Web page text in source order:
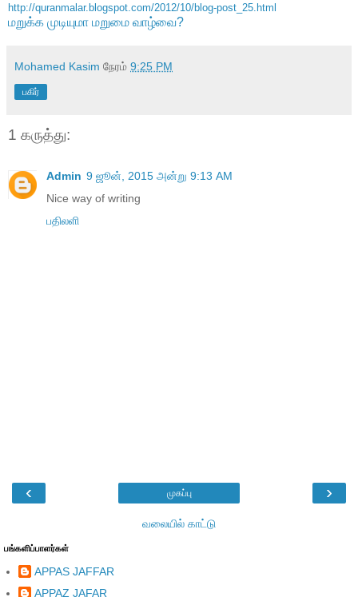
http://quranmalar.blogspot.com/2012/10/blog-post_25.html
மறுக்க முடியுமா மறுமை வாழ்வை?
Mohamed Kasim நேரம் 9:25 PM
பகிர்
1 கருத்து:
Admin 9 ஜூன், 2015 அன்று 9:13 AM
Nice way of writing
பதிலளி
‹ ›
முகப்பு
வலையில் காட்டு
பங்களிப்பாளர்கள்
APPAS JAFFAR
APPAZ JAFAR